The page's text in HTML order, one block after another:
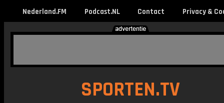
Nederland.FM Podcast.NL Contact Privacy &
SPORTEN.TV